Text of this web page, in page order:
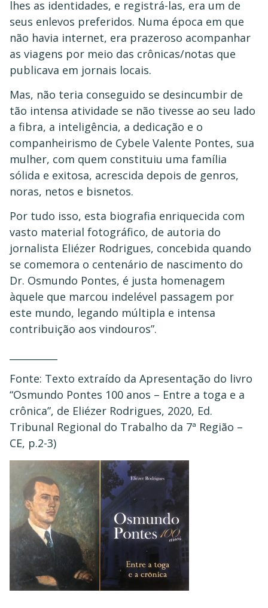
lhes as identidades, e registrá-las, era um de
seus enlevos preferidos. Numa época em que
não havia internet, era prazeroso acompanhar
as viagens por meio das crônicas/notas que
publicava em jornais locais.
Mas, não teria conseguido se desincumbir de
tão intensa atividade se não tivesse ao seu lado
a fibra, a inteligência, a dedicação e o
companheirismo de Cybele Valente Pontes, sua
mulher, com quem constituiu uma família
sólida e exitosa, acrescida depois de genros,
noras, netos e bisnetos.
Por tudo isso, esta biografia enriquecida com
vasto material fotográfico, de autoria do
jornalista Eliézer Rodrigues, concebida quando
se comemora o centenário de nascimento do
Dr. Osmundo Pontes, é justa homenagem
àquele que marcou indelével passagem por
este mundo, legando múltipla e intensa
contribuição aos vindouros”.
Fonte: Texto extraído da Apresentação do livro
“Osmundo Pontes 100 anos – Entre a toga e a
crônica”, de Eliézer Rodrigues, 2020, Ed.
Tribunal Regional do Trabalho da 7ª Região –
CE, p.2-3)